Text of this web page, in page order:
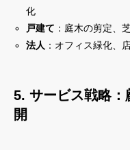
化
戸建て ：庭木の剪定、
法人 ：オフィス緑化、
5. サービス戦略
開